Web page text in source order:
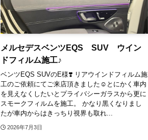
メルセデスベンツEQS SUV ウイン
ドフィルム施工♪
ベンツEQS SUVのE様❣️ ⁡リアウインドフィルム施
工のご依頼にてご来店頂きました☺️⁡とにかく車内
を見えなくしたいとプライバシーガラスから更に
スモークフィルムを施工。 かなり黒くなりまし
たが車内からはきっちり視界も取れ...
2026年7月3日